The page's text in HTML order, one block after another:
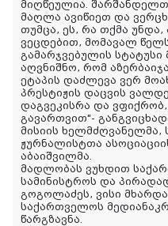
მიღწეულია.
მაღლა ავიწიეთ და
თუმცა, ეს, რა თქმა უნდა,
ვეცდებით, მომავალ
გამარჯვებულის სტატუსი
აღვნიშნო, რომ
ეტაპის დაძლევა ვერ
პრესტიჟის დაცვის
დაგვეკისრა და
გავართვით"-
მისიის
ჟურნალისტთა
აბაიშვილმა.
მადლობას ვუხდით
სამინისტროს და
გოგოლაძეს, ვისი
საქართველოს
წარგზავნა.